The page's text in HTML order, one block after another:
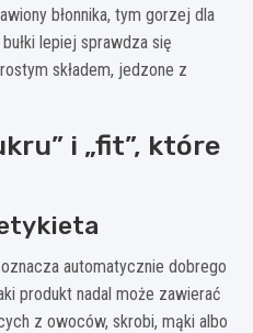
błonnika, tym gorzej dla
lepiej sprawdza się
składem, jedzone z
i „fit”, które
automatycznie dobrego
produkt nadal może zawierać
z owoców, skrobi, mąki albo